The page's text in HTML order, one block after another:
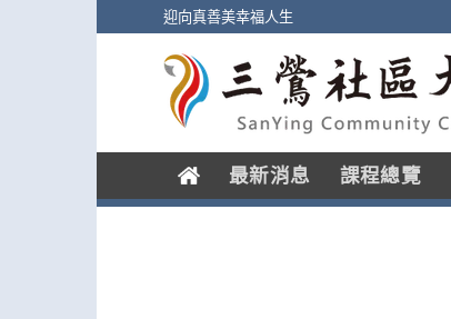
迎向真善美幸福人生
. 最新消息 課程總覽